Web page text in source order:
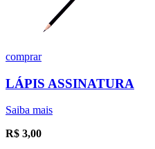
comprar
LÁPIS ASSINATURA
Saiba mais
R$ 3,00